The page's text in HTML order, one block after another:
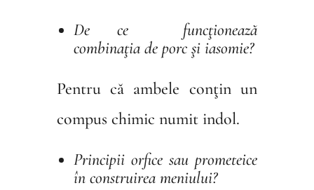
De ce funcţionează
combinaţia de porc şi iasomie?
Pentru că ambele conţin un
compus chimic numit indol.
Principii orfice sau prometeice
în construirea meniului?